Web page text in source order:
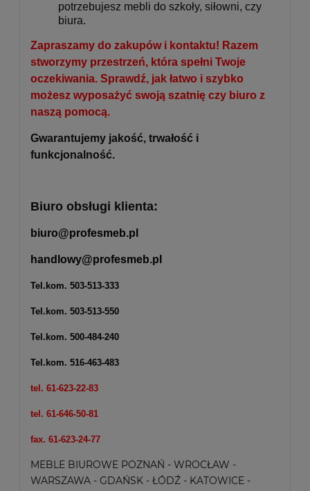
potrzebujesz mebli do szkoły, siłowni, czy
biura.
Zapraszamy do zakupów i kontaktu! Razem
stworzymy przestrzeń, która spełni Twoje
oczekiwania. Sprawdź, jak łatwo i szybko
możesz wyposażyć swoją szatnię czy biuro z
naszą pomocą.
Gwarantujemy jakość, trwałość i
funkcjonalność.
Biuro obsługi klienta:
biuro@profesmeb.pl
handlowy@profesmeb.pl
Tel.kom. 503-513-333
Tel.kom. 503-513-550
Tel.kom. 500-484-240
Tel.kom. 516-463-483
tel. 61-623-22-83
tel. 61-646-50-81
fax. 61-623-24-77
MEBLE BIUROWE POZNAŃ - WROCŁAW -
WARSZAWA - GDAŃSK - ŁÓDŹ - KATOWICE -